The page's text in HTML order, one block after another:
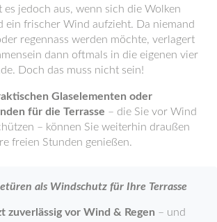
es jedoch aus, wenn sich die Wolken
ein frischer Wind aufzieht. Da niemand
regennass werden möchte, verlagert
dann oftmals in die eigenen vier
Doch das muss nicht sein!
Glaselementen oder
für die Terrasse – die Sie vor Wind
– können Sie weiterhin draußen
freien Stunden genießen.
als Windschutz für Ihre Terrasse
zuverlässig vor Wind & Regen – und